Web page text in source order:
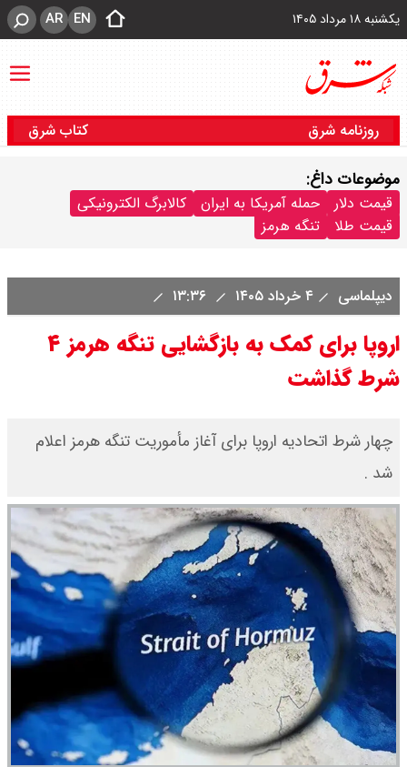
یکشنبه ۱۸ مرداد ۱۴۰۵ EN
AR
روزنامه شرق کتاب شرق
موضوعات داغ:
قیمت دلار حمله آمریکا به ایران
کالابرگ الکترونیکی
قیمت طلا
تنگه هرمز
دیپلماسی ۴ خرداد ۱۴۰۵
اروپا برای کمک به بازگشایی تنگه هرمز ۴
شرط گذاشت
چهار شرط اتحادیه اروپا برای آغاز مأموریت تنگه هرمز اعلام
شد .